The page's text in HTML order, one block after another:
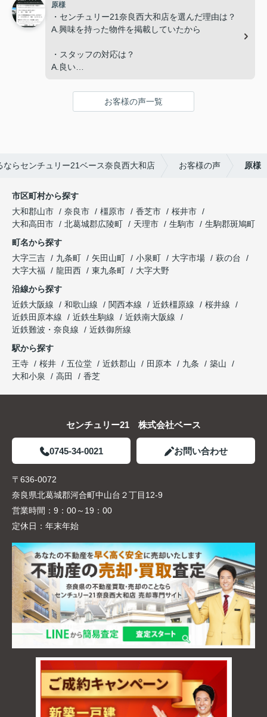
A.わかりやすかった
・担当スタッフにメッセージをお願いします。
やりとりもスムーズに進められました。ありがとう
ございます。
原様
・センチュリー21奈良西大和店を選んだ理由は？
A.興味を持った物件を掲載していたから
・スタッフの対応は？
A.良い
・スタッフの説明はわかりやすかったですか？
A.わかりやすかった
最後まで対応していただきありがとうございまし
た
お客様の声一覧
らセンチュリー21ベース奈良西大和店 お客様の声 原様
市区町村から探す
大和郡山市
奈良市 橿原市 香芝市
桜井市
大和高田市
北葛城郡広陵町 天理市 生駒市
生駒郡斑鳩町
町名から探す
大字三吉
九条町 矢田山町 小泉町 大字市場
萩の台
大字大福
龍田西 東九条町
大字大野
沿線から探す
近鉄大阪線
和歌山線 関西本線 近鉄橿原線
桜井線
近鉄田原本線
近鉄生駒線
近鉄南大阪線
近鉄難波・奈良線
近鉄御所線
駅から探す
王寺
桜井 五位堂 近鉄郡山 田原本 九条
築山
大和小泉
高田 香芝
センチュリー21 株式会社ベース
0745-34-0021 お問い合わせ
〒636-0072
奈良県北葛城郡河合町中山台２丁目12-9
営業時間： 9：00～19：00
定休日： 年末年始